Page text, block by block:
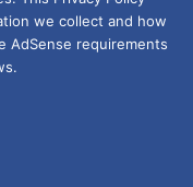
we collect and how
AdSense requirements